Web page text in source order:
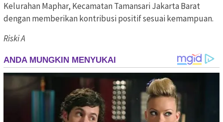
Kelurahan Maphar, Kecamatan Tamansari Jakarta Barat
dengan memberikan kontribusi positif sesuai kemampuan.
Riski A